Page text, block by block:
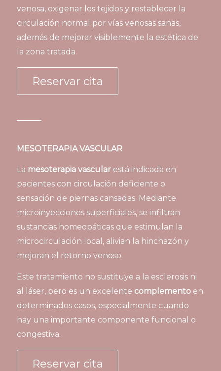
venosa, oxigenar los tejidos y restablecer la
circulación normal por vías venosas sanas,
además de mejorar visiblemente la estética de
la zona tratada.
Reservar cita
MESOTERAPIA VASCULAR
La mesoterapia vascularestá indicada en
pacientes con circulación deficiente o
sensación de piernas cansadas. Mediante
microinyecciones superficiales, se infiltran
sustancias homeopáticas que estimulan la
microcirculación local, alivian la hinchazón y
mejoran el retorno venoso.
Este tratamiento no sustituye a la esclerosis ni
al láser, pero es un excelente complementoen
determinados casos, especialmente cuando
hay una importante componente funcional o
congestiva.
Reservar cita